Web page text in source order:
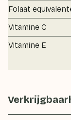
Folaat
Vitamine C
Vitamine E